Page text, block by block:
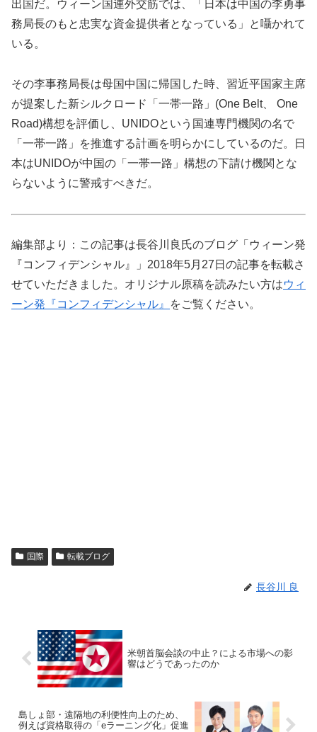
出国だ。ウィーン国連外交筋では、「日本は中国の李勇事
務局長のもと忠実な資金提供者となっている」と囁かれて
いる。
その李事務局長は母国中国に帰国した時、習近平国家主席
が提案した新シルクロード「一帯一路」(One Belt、 One
Road)構想を評価し、UNIDOという国連専門機関の名で
「一帯一路」を推進する計画を明らかにしているのだ。日
本はUNIDOが中国の「一帯一路」構想の下請け機関とな
らないように警戒すべきだ。
編集部より：この記事は長谷川良氏のブログ「ウィーン発
『コンフィデンシャル』」2018年5月27日の記事を転載さ
せていただきました。オリジナル原稿を読みたい方はウィ
ーン発『コンフィデンシャル』
をご覧ください。
国際 転載ブログ
長谷川 良
米朝首脳会談の中止？による市場への影
響はどうであったのか
島しょ部・遠隔地の利便性向上のため、
例えば資格取得の「eラーニング化」促進